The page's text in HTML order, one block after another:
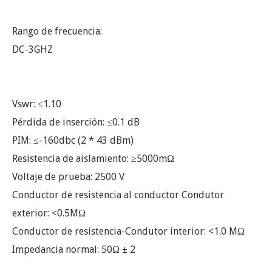
Rango de frecuencia:
DC-3GHZ
Vswr: ≤1.10
Pérdida de inserción: ≤0.1 dB
PIM: ≤-160dbc (2 * 43 dBm)
Resistencia de aislamiento: ≥5000mΩ
Voltaje de prueba: 2500 V
Conductor de resistencia al conductor Condutor
exterior: <0.5MΩ
Conductor de resistencia-Condutor interior: <1.0 MΩ
Impedancia normal: 50Ω ± 2